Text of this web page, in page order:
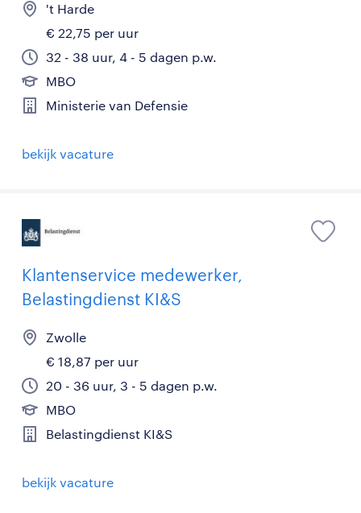
't Harde
€ 22,75 per uur
32 - 38 uur, 4 - 5 dagen p.w.
MBO
Ministerie van Defensie
bekijk vacature
Klantenservice medewerker,
Belastingdienst KI&S
Zwolle
€ 18,87 per uur
20 - 36 uur, 3 - 5 dagen p.w.
MBO
Belastingdienst KI&S
bekijk vacature